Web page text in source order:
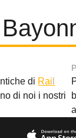
di Rail
di noi i nostri